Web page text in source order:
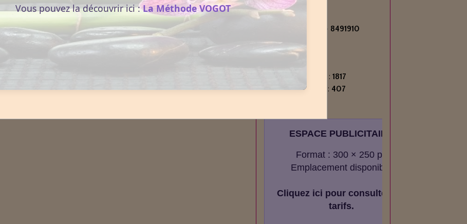
Total
visiteurs - 8491910
pages vues
Nombre de pages :1817
Nombre d'articles : 407
ESPACE PUBLICITAIRE
Format : 300 × 250 px
Emplacement disponible
Cliquez ici pour consulter les
tarifs.
Vous pouvez la découvrir ici :La Méthode VOGOT